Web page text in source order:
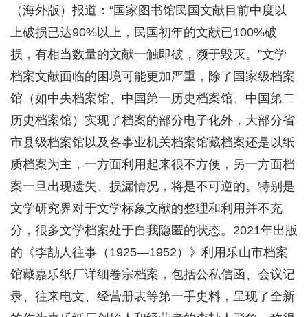
（海外版）报道：“国家图书馆民国文献目前中度以
上破损已达90%以上，民国初年的文献已100%破
损，有相当数量的文献一触即破，濒于毁灭。”文学
档案文献面临的困境可能更加严重，除了国家级档案
馆（如中央档案馆、中国第一历史档案馆、中国第二
历史档案馆）实现了档案的部分电子化外，大部分省
市县级档案馆以及各事业机关档案馆藏档案还是以纸
质档案为主，一方面利用起来很不方便，另一方面档
案一旦出现遗失、损漏情况，将是不可逆的。特别是
文学研究界对于文学标象文献的整理和利用并不充
分，很多文学档案处于自我隐匿的状态。2021年出版
的《李劼人往事（1925—1952）》利用乐山市档案
馆藏嘉乐纸厂详细卷宗档案，包括公私信函、会议记
录、往来电文、经营册表等第一手史料，呈现了全新